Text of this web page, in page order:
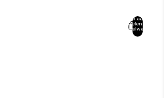
Totaal aantal
artikelen in
winkelwagen: